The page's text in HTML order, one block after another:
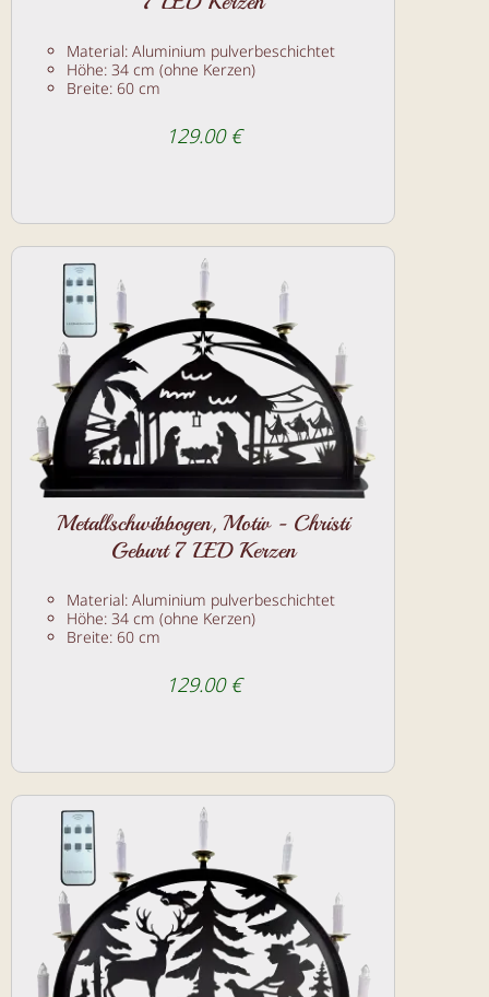
Material: Aluminium pulverbeschichtet
Höhe: 34 cm (ohne Kerzen)
Breite: 60 cm
129.00 €
Metallschwibbogen, Motiv - Christi
Geburt 7 LED Kerzen
Material: Aluminium pulverbeschichtet
Höhe: 34 cm (ohne Kerzen)
Breite: 60 cm
129.00 €